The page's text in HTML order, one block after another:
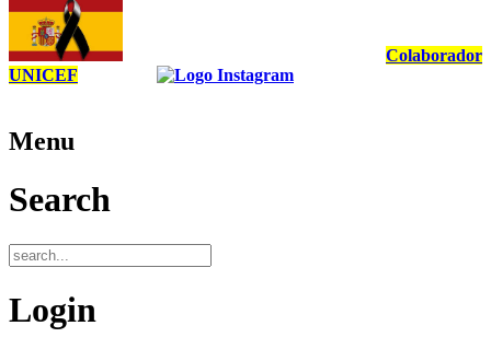
Colaborador
UNICEF
Menu
Search
Login